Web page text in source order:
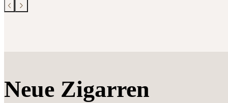
Neue Zigarren